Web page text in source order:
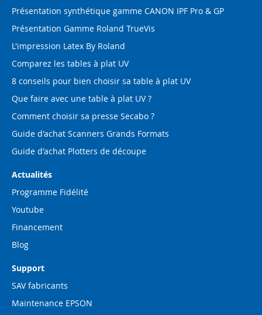
Présentation synthétique gamme CANON IPF Pro & GP
Présentation Gamme Roland TrueVis
L'impression Latex By Roland
Comparez les tables à plat UV
8 conseils pour bien choisir sa table à plat UV
Que faire avec une table à plat UV ?
Comment choisir sa presse Secabo ?
Guide d'achat Scanners Grands Formats
Guide d'achat Plotters de découpe
Actualités
Programme Fidélité
Youtube
Financement
Blog
Support
SAV fabricants
Maintenance EPSON